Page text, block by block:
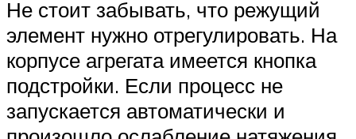
Не стоит забывать, что режущий
элемент нужно отрегулировать. На
корпусе агрегата имеется кнопка
подстройки. Если процесс не
запускается автоматически и